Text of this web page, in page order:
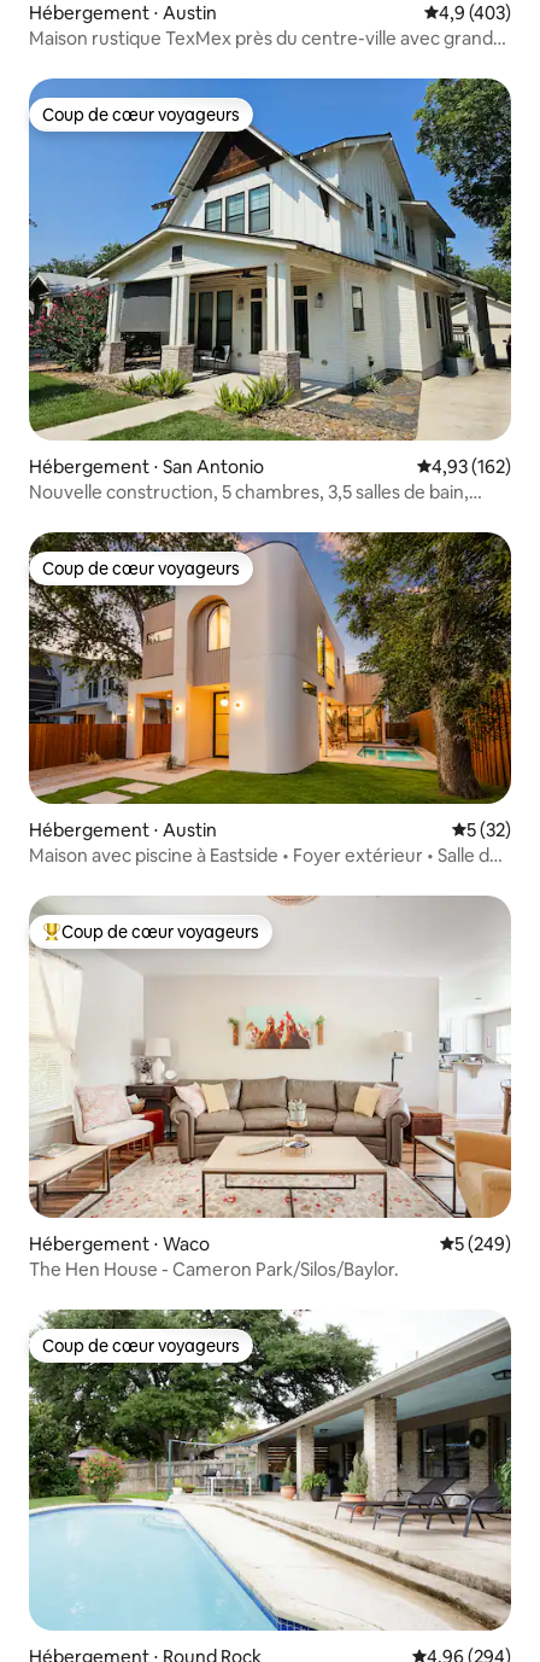
Hébergement ⋅ Austin Évaluation
4,9 (403)
Maison rustique TexMex près du centre-ville avec grande
Coup de cœur voyageurs
Coup de cœur voyageurs
Hébergement ⋅ San Antonio Évaluation
4,93 (162)
Nouvelle construction, 5 chambres, 3,5 salles de bain,
Coup de cœur voyageurs
Coup de cœur voyageurs
Hébergement ⋅ Austin
5 (32)
Maison avec piscine à Eastside • Foyer extérieur • Salle de
Coups de cœur voyageurs les plus appréciés
Coup de cœur voyageurs
Hébergement ⋅ Waco Évaluation
5 (249)
The Hen House - Cameron Park/Silos/Baylor.
Coup de cœur voyageurs
Coup de cœur voyageurs
Hébergement ⋅ Round Rock Évaluation
4,96 (294)